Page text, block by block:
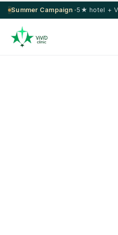
Summer Campaign ·